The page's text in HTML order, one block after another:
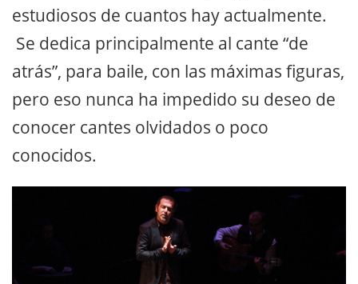
estudiosos de cuantos hay actualmente.
Se dedica principalmente al cante “de
atrás”, para baile, con las máximas figuras,
pero eso nunca ha impedido su deseo de
conocer cantes olvidados o poco
conocidos.